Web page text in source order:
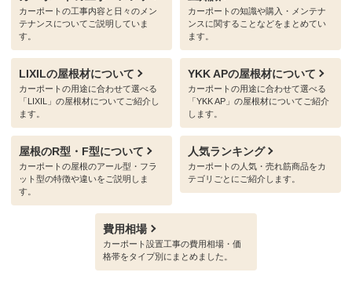
カーポートの工事内容と日々のメン
テナンスについてご説明していま
す。
カーポートの知識や購入・メンテナ
ンスに関することなどをまとめてい
ます。
LIXILの屋根材について
カーポートの用途に合わせて選べる
「LIXIL」の屋根材についてご紹介し
ます。
YKK APの屋根材について
カーポートの用途に合わせて選べる
「YKK AP」の屋根材についてご紹介
します。
屋根のR型・F型について
カーポートの屋根のアール型・フラ
ット型の特徴や違いをご説明しま
す。
人気ランキング
カーポートの人気・売れ筋商品をカ
テゴリごとにご紹介します。
費用相場
カーポート設置工事の費用相場・価
格帯をタイプ別にまとめました。